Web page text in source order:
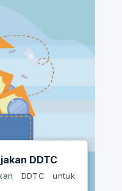
DDTC
DDTC untuk